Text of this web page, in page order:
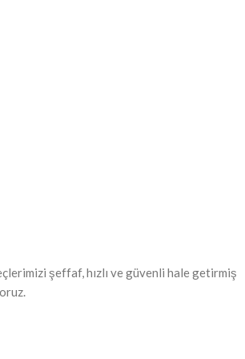
şeffaf, hızlı ve güvenli hale getirmiş